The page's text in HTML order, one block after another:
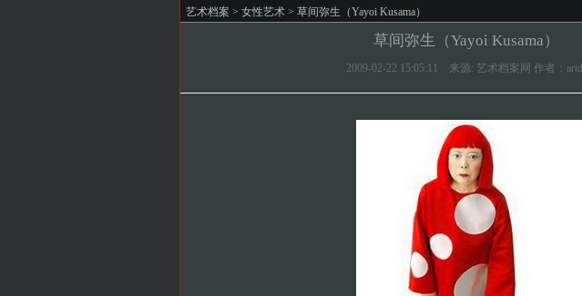
艺术档案 > 女性艺术 > 草间弥生（Yayoi Kusama）
草间弥生（Yayoi Kusama）
2009-02-22 15:05:11 来源: 艺术档案网 作者：